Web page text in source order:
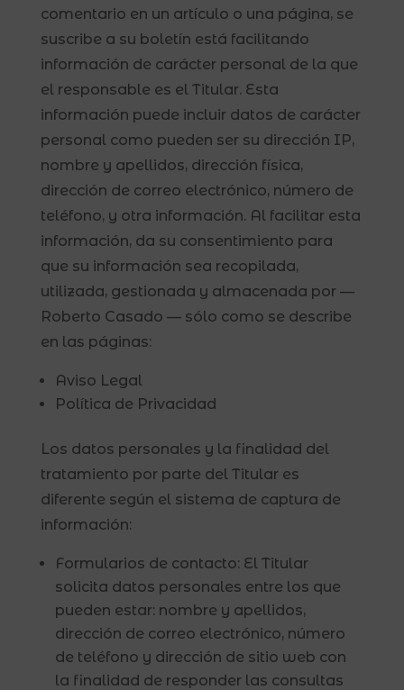
comentario en un artículo o una página, se
suscribe a su boletín está facilitando
información de carácter personal de la que
el responsable es el Titular. Esta
información puede incluir datos de carácter
personal como pueden ser su dirección IP,
nombre y apellidos, dirección física,
dirección de correo electrónico, número de
teléfono, y otra información. Al facilitar esta
información, da su consentimiento para
que su información sea recopilada,
utilizada, gestionada y almacenada por —
Roberto Casado — sólo como se describe
en las páginas:
Aviso Legal
Política de Privacidad
Los datos personales y la finalidad del
tratamiento por parte del Titular es
diferente según el sistema de captura de
información:
Formularios de contacto: El Titular
solicita datos personales entre los que
pueden estar: nombre y apellidos,
dirección de correo electrónico, número
de teléfono y dirección de sitio web con
la finalidad de responder las consultas